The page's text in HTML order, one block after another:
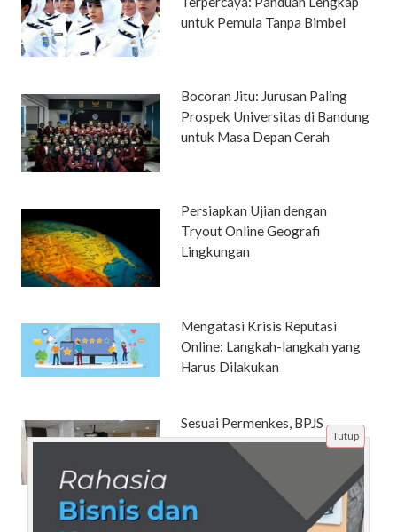
untuk Pemula Tanpa Bimbel
Bocoran Jitu: Jurusan Paling
Prospek Universitas di Bandung
untuk Masa Depan Cerah
Persiapkan Ujian dengan
Tryout Online Geografi
Lingkungan
Mengatasi Krisis Reputasi
Online: Langkah-langkah yang
Harus Dilakukan
Sesuai Permenkes, BPJS
Kesehatan: Peserta JKN Bisa
Naik Kelas Rawat ke VIP atau
Tutup